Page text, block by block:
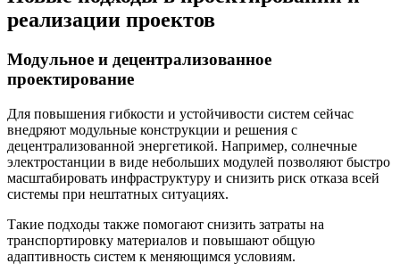
реализации проектов
Модульное и децентрализованное
проектирование
Для повышения гибкости и устойчивости систем сейчас
внедряют модульные конструкции и решения с
децентрализованной энергетикой. Например, солнечные
электростанции в виде небольших модулей позволяют быстро
масштабировать инфраструктуру и снизить риск отказа всей
системы при нештатных ситуациях.
Такие подходы также помогают снизить затраты на
транспортировку материалов и повышают общую
адаптивность систем к меняющимся условиям.